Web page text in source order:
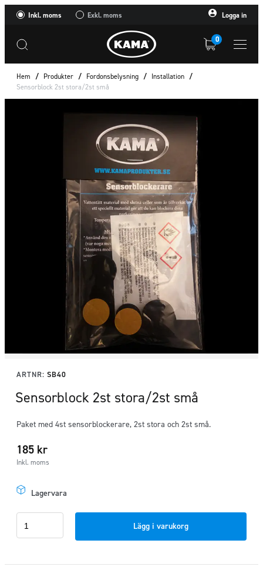
Inkl. moms Exkl. moms Logga in
0
Hem / Produkter / Fordonsbelysning / Installation /
Sensorblock 2st stora/2st små
ARTNR: SB40
Sensorblock 2st stora/2st små
Paket med 4st sensorblockerare, 2st stora och 2st små.
185 kr
Inkl. moms
Lagervara
små
Lägg i varukorg